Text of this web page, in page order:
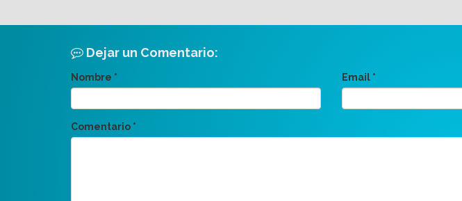
Dejar un Comentario:
Nombre * Email *
Comentario *